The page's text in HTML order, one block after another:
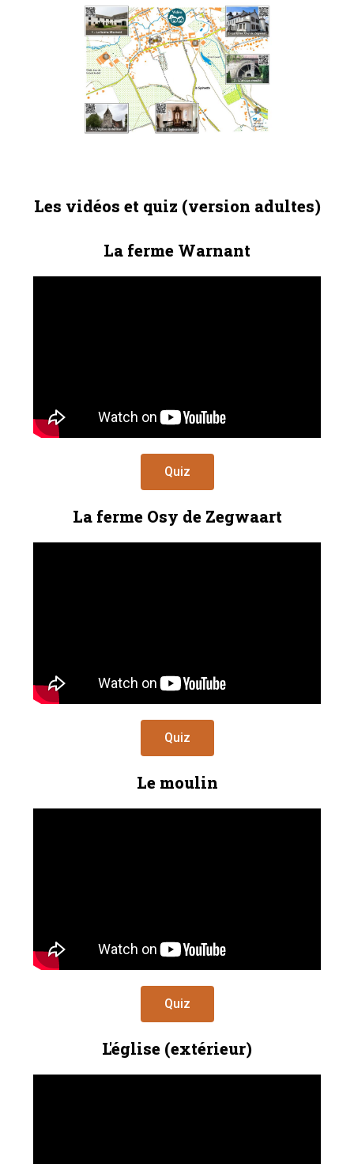
Les vidéos et quiz (version adultes)
La ferme Warnant
Quiz
La ferme Osy de Zegwaart
Quiz
Le moulin
Quiz
L'église (extérieur)